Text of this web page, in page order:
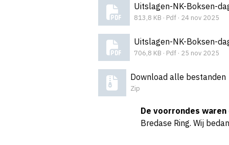
Uitslagen-NK-Boksen-
813,8 KB · Pdf · 24 nov 2025
Uitslagen-NK-Boksen-
706,8 KB · Pdf · 25 nov 2025
Download alle bestanden
Zip
De voorrondes waren
Bredase Ring. Wij